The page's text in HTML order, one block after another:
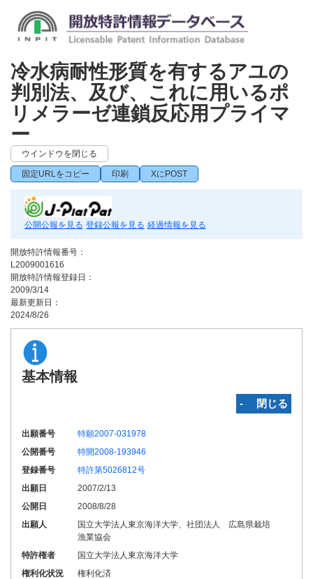
冷水病耐性形質を有するアユの
判別法、及び、これに用いるポ
リメラーゼ連鎖反応用プライマ
ー
ウインドウを閉じる
固定URLをコピー 印刷 XにPOST
公開公報を見る 登録公報を見る 経過情報を見る
開放特許情報番号：
L2009001616
開放特許情報登録日：
2009/3/14
最新更新日：
2024/8/26
基本情報
‐ 閉じる
出願番号
特願2007-031978
公開番号
特開2008-193946
登録番号
特許第5026812号
出願日
2007/2/13
公開日
2008/8/28
出願人
国立大学法人東京海洋大学、社団法人 広島県栽培
漁業協会
特許権者
国立大学法人東京海洋大学
権利化状況
権利化済